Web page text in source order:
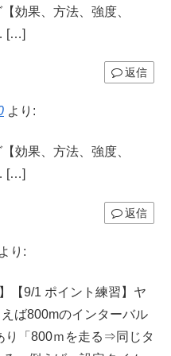
効果、方法、強度、
[…]
返信
より:
効果、方法、強度、
[…]
返信
より:
【9/1 ポイント練習】ヤ
ば800mのインターバル
り「800ｍを走る⇒同じタ